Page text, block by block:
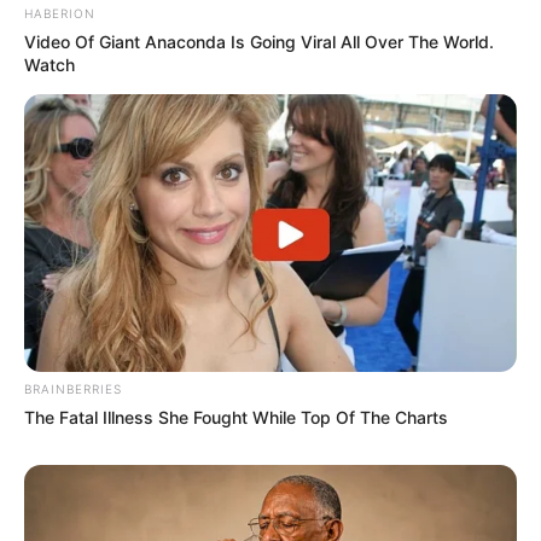
JASB - Jornal dos Agentes de Saúde do Brasil
HABERION
Video Of Giant Anaconda Is Going Viral All Over The World.
Watch
BRAINBERRIES
The Fatal Illness She Fought While Top Of The Charts